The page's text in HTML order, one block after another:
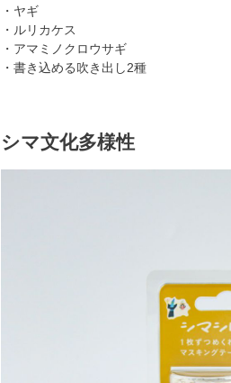
・ヤギ
・ルリカケス
・アマミノクロウサギ
・書き込める吹き出し2種
シマ文化多様性